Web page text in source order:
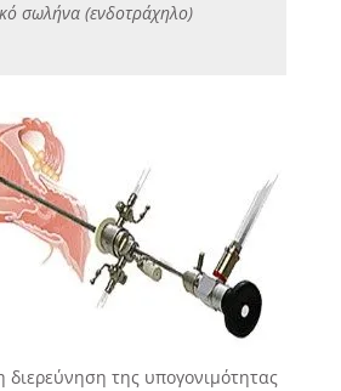
σωλήνα (ενδοτράχηλο)
διερεύνηση της υπογονιμότητας